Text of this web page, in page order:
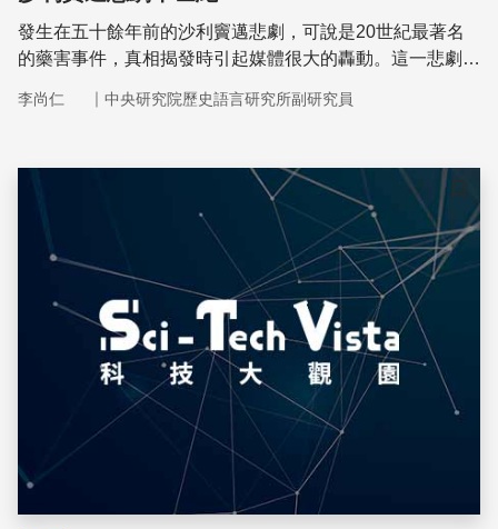
發生在五十餘年前的沙利竇邁悲劇，可說是20世紀最著名
的藥害事件，真相揭發時引起媒體很大的轟動。這一悲劇事
李尚仁 ｜ 中央研究院歷史語言研究所副研究員
儲存